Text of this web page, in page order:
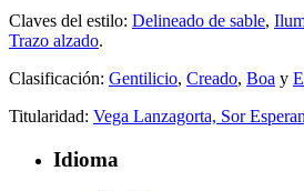
Claves del estilo: Delineado de sable,
Trazo alzado.
Clasificación: Gentilicio, Creado, Boa y
Titularidad: Vega Lanzagorta, Sor
Idioma